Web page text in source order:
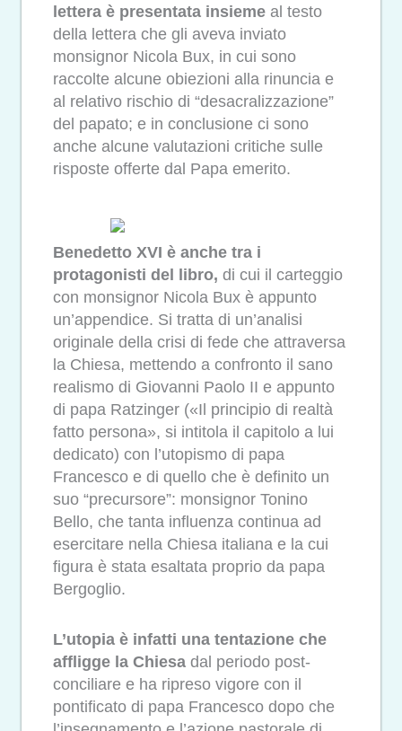
lettera è presentata insieme al testo
della lettera che gli aveva inviato
monsignor Nicola Bux, in cui sono
raccolte alcune obiezioni alla rinuncia e
al relativo rischio di “desacralizzazione”
del papato; e in conclusione ci sono
anche alcune valutazioni critiche sulle
risposte offerte dal Papa emerito.
Benedetto XVI è anche tra i
protagonisti del libro, di cui il carteggio
con monsignor Nicola Bux è appunto
un’appendice. Si tratta di un’analisi
originale della crisi di fede che attraversa
la Chiesa, mettendo a confronto il sano
realismo di Giovanni Paolo II e appunto
di papa Ratzinger («Il principio di realtà
fatto persona», si intitola il capitolo a lui
dedicato) con l’utopismo di papa
Francesco e di quello che è definito un
suo “precursore”: monsignor Tonino
Bello, che tanta influenza continua ad
esercitare nella Chiesa italiana e la cui
figura è stata esaltata proprio da papa
Bergoglio.
L’utopia è infatti una tentazione che
affligge la Chiesa dal periodo post-
conciliare e ha ripreso vigore con il
pontificato di papa Francesco dopo che